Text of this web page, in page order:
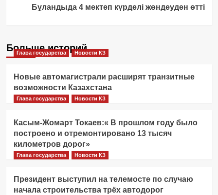
Бұландыда 4 мектеп күрделі жөндеуден өтті
Больше историй
Глава государства Новости КЗ
Новые автомагистрали расширят транзитные
возможности Казахстана
Глава государства Новости КЗ
Касым-Жомарт Токаев:« В прошлом году было
построено и отремонтировано 13 тысяч
километров дорог»
Глава государства Новости КЗ
Президент выступил на телемосте по случаю
начала строительства трёх автодорог